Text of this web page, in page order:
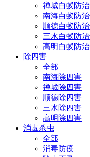
禅城白蚁防治
南海白蚁防治
顺德白蚁防治
三水白蚁防治
高明白蚁防治
除四害
全部
南海除四害
禅城除四害
顺德除四害
三水除四害
高明除四害
消毒杀虫
全部
消毒防疫